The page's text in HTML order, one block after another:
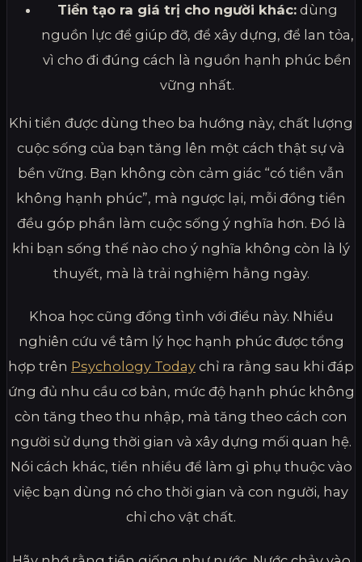
Tiền tạo ra giá trị cho người khác:dùng
nguồn lực để giúp đỡ, để xây dựng, để lan tỏa,
vì cho đi đúng cách là nguồn hạnh phúc bền
vững nhất.
Khi tiền được dùng theo ba hướng này, chất lượng
cuộc sống của bạn tăng lên một cách thật sự và
bền vững. Bạn không còn cảm giác “có tiền vẫn
không hạnh phúc”, mà ngược lại, mỗi đồng tiền
đều góp phần làm cuộc sống ý nghĩa hơn. Đó là
khi bạn sống thế nào cho ý nghĩa không còn là lý
thuyết, mà là trải nghiệm hằng ngày.
Khoa học cũng đồng tình với điều này. Nhiều
nghiên cứu về tâm lý học hạnh phúc được tổng
hợp trên Psychology Today chỉ ra rằng sau khi đáp
ứng đủ nhu cầu cơ bản, mức độ hạnh phúc không
còn tăng theo thu nhập, mà tăng theo cách con
người sử dụng thời gian và xây dựng mối quan hệ.
Nói cách khác, tiền nhiều để làm gì phụ thuộc vào
việc bạn dùng nó cho thời gian và con người, hay
chỉ cho vật chất.